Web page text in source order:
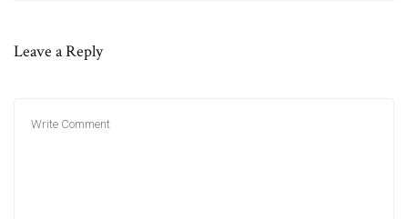
Leave a Reply